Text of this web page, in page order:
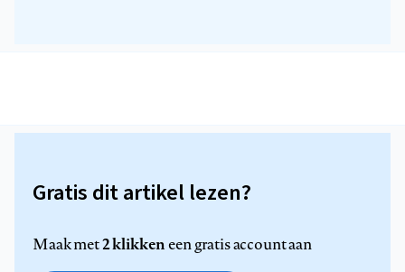
Gratis dit artikel lezen?
Maak met2 klikkeneen gratis account aan